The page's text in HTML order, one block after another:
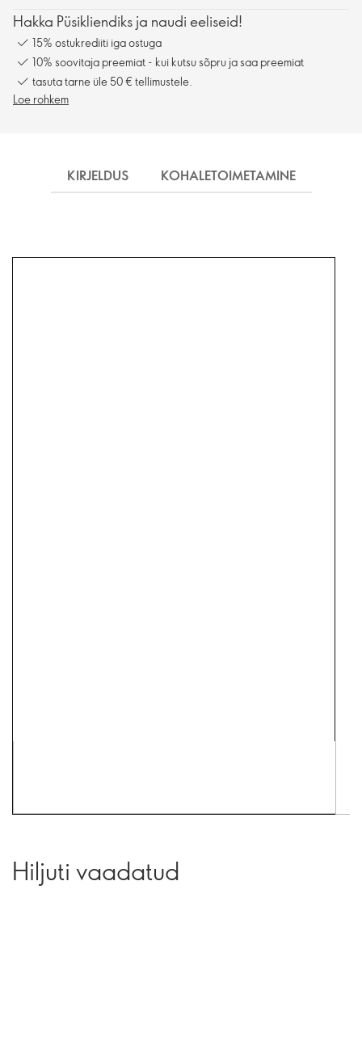
Hakka Püsikliendiks ja naudi eeliseid!
15% ostukrediiti iga ostuga
10% soovitaja preemiat - kui kutsu sõpru ja saa preemiat
tasuta tarne üle 50 € tellimustele.
Loe rohkem
KIRJELDUS KOHALETOIMETAMINE
Hiljuti vaadatud